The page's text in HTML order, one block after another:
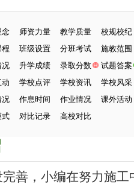
念 师资力量 教学质量
校规校纪
班级设置 分班考试
施教范围
况 升学成绩 录取分数
试题答案
动 学校点评 学校资讯
学校风采
况 作息时间 作业情况
课外活动
式 对比记录 高校对比
善，小编在努力施工